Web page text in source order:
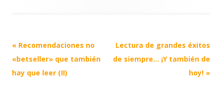
Post
navigation
« Recomendaciones no
«betseller» que también
hay que leer (II)
Lectura de grandes éxitos
de siempre… ¡Y también de
hoy! »